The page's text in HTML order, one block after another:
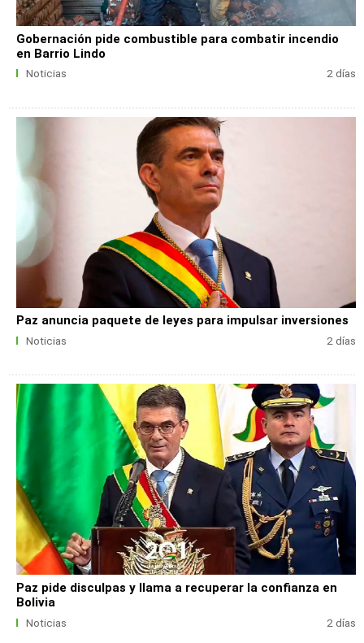
Gobernación pide combustible para combatir incendio
en Barrio Lindo
Noticias 2 días
Paz anuncia paquete de leyes para impulsar inversiones
Noticias 2 días
Paz pide disculpas y llama a recuperar la confianza en
Bolivia
Noticias 2 días